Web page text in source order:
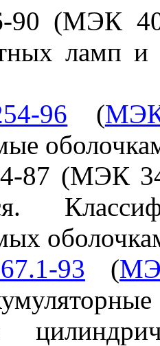
(МЭК
ламп и
96 (
87 (МЭК
93 (